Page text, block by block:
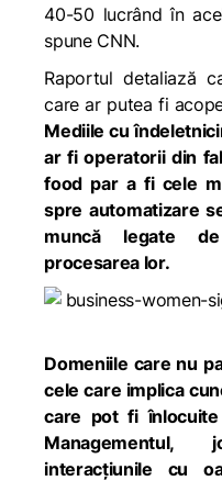
40-50 lucrând în
spune CNN.
Raportul detaliază
care ar putea fi
Mediile cu
ar fi operatorii din
food par a fi cele
spre automatizare
muncă legate
procesarea lor.
Domeniile care nu
cele care implica
care pot fi
interacţiunile cu